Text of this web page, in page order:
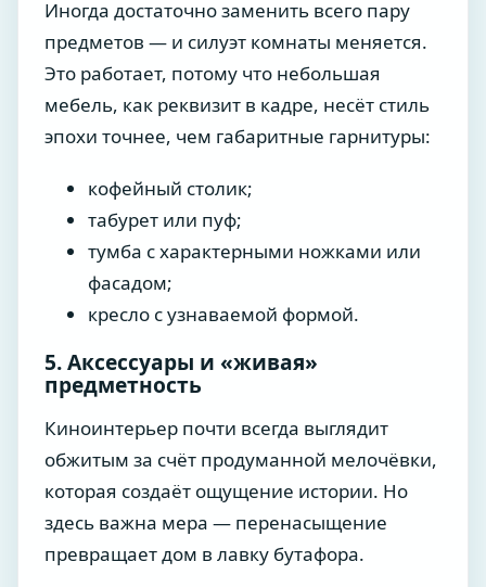
Иногда достаточно заменить всего пару
предметов — и силуэт комнаты меняется.
Это работает, потому что небольшая
мебель, как реквизит в кадре, несёт стиль
эпохи точнее, чем габаритные гарнитуры:
кофейный столик;
табурет или пуф;
тумба с характерными ножками или
фасадом;
кресло с узнаваемой формой.
5. Аксессуары и «живая»
предметность
Киноинтерьер почти всегда выглядит
обжитым за счёт продуманной мелочёвки,
которая создаёт ощущение истории. Но
здесь важна мера — перенасыщение
превращает дом в лавку бутафора.